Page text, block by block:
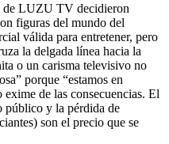
de LUZU TV decidieron
figuras del mundo del
válida para entretener, pero
la delgada línea hacia la
o un carisma televisivo no
porque “estamos en
de las consecuencias. El
público y la pérdida de
son el precio que se